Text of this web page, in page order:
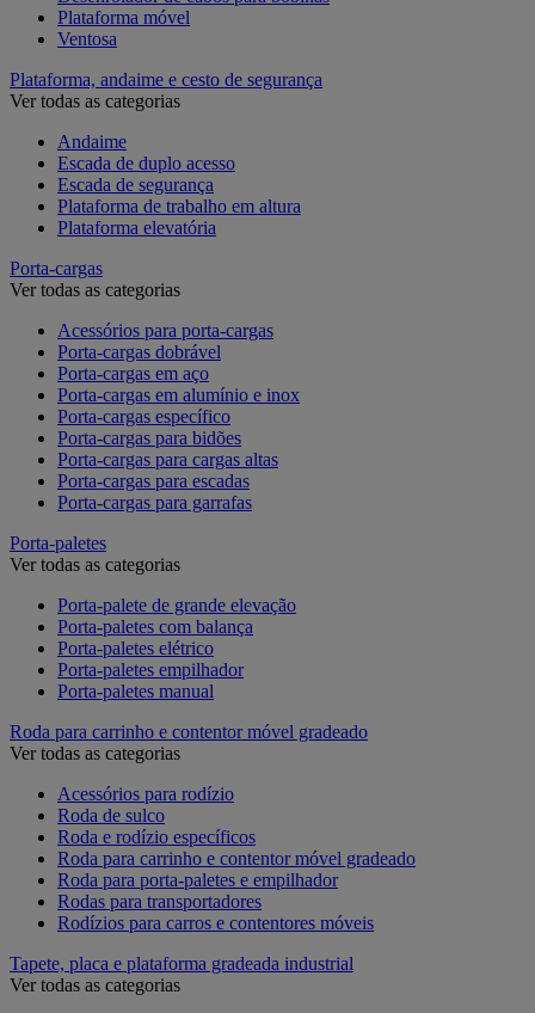
Plataforma móvel
Ventosa
Plataforma, andaime e cesto de segurança
Ver todas as categorias
Andaime
Escada de duplo acesso
Escada de segurança
Plataforma de trabalho em altura
Plataforma elevatória
Porta-cargas
Ver todas as categorias
Acessórios para porta-cargas
Porta-cargas dobrável
Porta-cargas em aço
Porta-cargas em alumínio e inox
Porta-cargas específico
Porta-cargas para bidões
Porta-cargas para cargas altas
Porta-cargas para escadas
Porta-cargas para garrafas
Porta-paletes
Ver todas as categorias
Porta-palete de grande elevação
Porta-paletes com balança
Porta-paletes elétrico
Porta-paletes empilhador
Porta-paletes manual
Roda para carrinho e contentor móvel gradeado
Ver todas as categorias
Acessórios para rodízio
Roda de sulco
Roda e rodízio específicos
Roda para carrinho e contentor móvel gradeado
Roda para porta-paletes e empilhador
Rodas para transportadores
Rodízios para carros e contentores móveis
Tapete, placa e plataforma gradeada industrial
Ver todas as categorias